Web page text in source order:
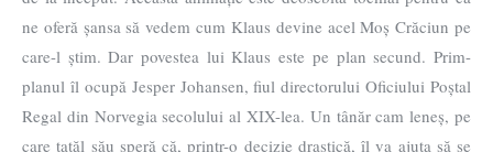
ne oferă șansa să vedem cum Klaus devine acel Moș Crăciun pe
care-l știm. Dar povestea lui Klaus este pe plan secund. Prim-
planul îl ocupă Jesper Johansen, fiul directorului Oficiului Poștal
Regal din Norvegia secolului al XIX-lea. Un tânăr cam leneș, pe
care tatăl său speră că, printr-o decizie drastică, îl va ajuta să se